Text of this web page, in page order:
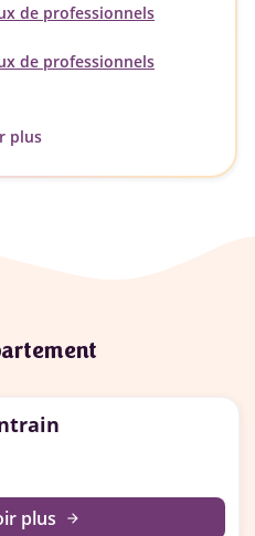
de professionnels
de professionnels
plus
plus arrow_forward